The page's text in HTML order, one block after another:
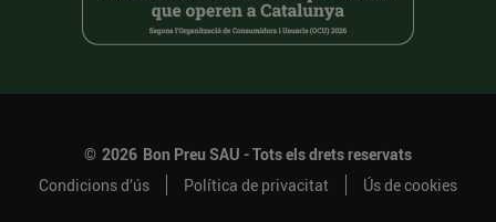
© 2026 Bon Preu SAU - Tots els drets reservats
Condicions d’ús
Política de privacitat Ús de cookies